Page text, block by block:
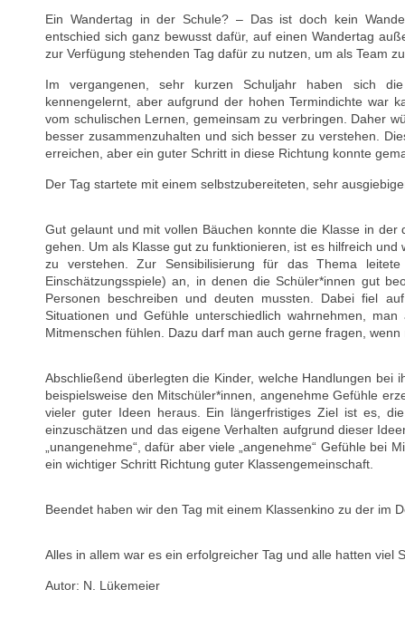
Ein Wandertag in der Schule? – Das ist doch kein
entschied sich ganz bewusst dafür, auf einen Wandertag
zur Verfügung stehenden Tag dafür zu nutzen, um als Team
Im vergangenen, sehr kurzen Schuljahr haben sich
kennengelernt, aber aufgrund der hohen Termindichte war
vom schulischen Lernen, gemeinsam zu verbringen. Daher
besser zusammenzuhalten und sich besser zu verstehen.
erreichen, aber ein guter Schritt in diese Richtung konnte
Der Tag startete mit einem selbstzubereiteten, sehr
Gut gelaunt und mit vollen Bäuchen konnte die Klasse in der
gehen. Um als Klasse gut zu funktionieren, ist es hilfreich und
zu verstehen. Zur Sensibilisierung für das Thema
Einschätzungsspiele) an, in denen die Schüler*innen gut
Personen beschreiben und deuten mussten. Dabei fiel
Situationen und Gefühle unterschiedlich wahrnehmen,
Mitmenschen fühlen. Dazu darf man auch gerne fragen,
Abschließend überlegten die Kinder, welche Handlungen bei
beispielsweise den Mitschüler*innen, angenehme Gefühle
vieler guter Ideen heraus. Ein längerfristiges Ziel ist es,
einzuschätzen und das eigene Verhalten aufgrund dieser
„unangenehme“, dafür aber viele „angenehme“ Gefühle bei
ein wichtiger Schritt Richtung guter Klassengemeinschaft.
Beendet haben wir den Tag mit einem Klassenkino zu der im
Alles in allem war es ein erfolgreicher Tag und alle hatten viel
Autor: N. Lükemeier